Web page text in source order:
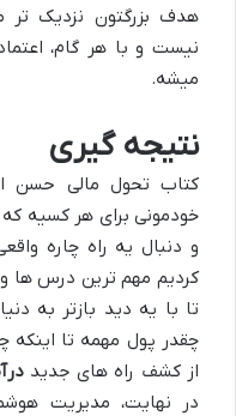
هدف بزرگتون نزدیک
نیست و با هر گام،
میشه.
نتیجه گیری
کتاب تحول مالی حسن
خودمونی برای هر کسیه
و دنبال یه راه چاره
کردیم مهم ترین درس ها
تا با یه دید بازتر به
چقدر پول مهمه تا اینکه
از کشف راه های جدید
در نهایت، مدیریت